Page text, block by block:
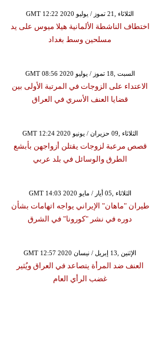
GMT 12:22 2020 الثلاثاء ,21 تموز / يوليو
اختطاف الناشطة الألمانية هيلا ميوس على يد
مسلحين وسط بغداد
GMT 08:56 2020 السبت ,18 تموز / يوليو
الاعتداء على الزوجات في المرتبة الأولى بين
قضايا العنف الأسري في العراق
GMT 12:24 2020 الثلاثاء ,09 حزيران / يونيو
قصص مرعبة لزوجات يقتلن أزواجهن بأبشع
الطرق والوسائل في بلد عربي
GMT 14:03 2020 الثلاثاء ,05 أيار / مايو
طيران "ماهان" الإيراني يواجه اتهامات بشأن
دوره في نشر "كورونا" في الشرق
GMT 12:57 2020 الإثنين ,13 إبريل / نيسان
العنف ضد المرأة يتصاعد في العراق ويُثير
غضب الرأي العام